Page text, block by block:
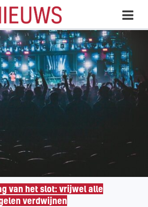
van het slot: vrijwel alle
verdwijnen